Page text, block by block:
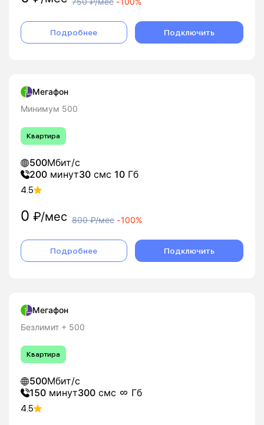
Подробнее Подключить
Мегафон
Минимум 500
Квартира
500Мбит/с
200 минут30 смс 10 Гб
4.5
0 ₽/мес 800₽/мес -100%
Подробнее Подключить
Мегафон
Безлимит + 500
Квартира
500Мбит/с
150 минут300 смс Гб
4.5